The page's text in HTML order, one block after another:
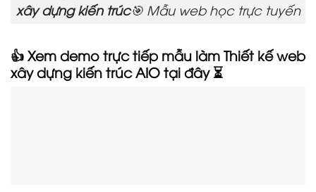
xây dựng kiến trúc🎯 Mẫu web học trực tuyến
👍 Xem demo trực tiếp mẫu làm Thiết kế web
xây dựng kiến trúc AIO tại đây ⏳